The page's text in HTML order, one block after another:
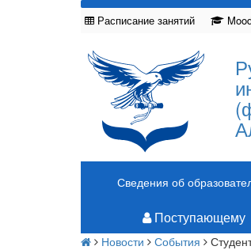
Расписание занятий
Сведения об
Поступающему
Новости События